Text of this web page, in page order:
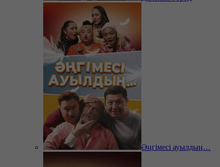
Әңгімесі ауылдың…